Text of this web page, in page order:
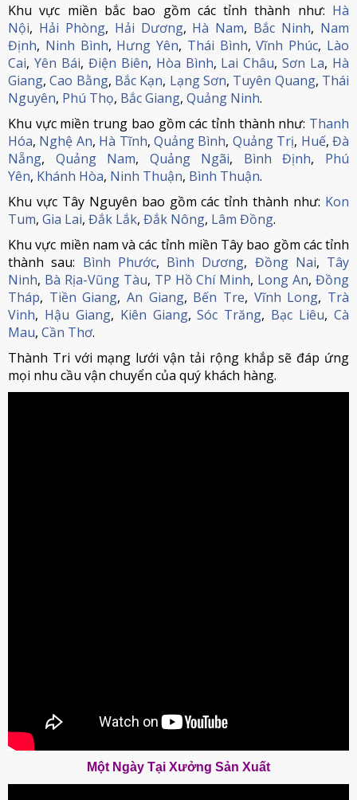
Khu vực miền bắc bao gồm các tỉnh thành như: Hà
Nội, Hải Phòng, Hải Dương, Hà Nam, Bắc Ninh, Nam
Định, Ninh Bình, Hưng Yên, Thái Bình,Vĩnh Phúc, Lào
Cai, Yên Bái, Điện Biên, Hòa Bình, Lai Châu,Sơn La, Hà
Giang,Cao Bằng, Bắc Kạn, Lạng Sơn, Tuyên Quang, Thái
Nguyên, Phú Thọ, Bắc Giang, Quảng Ninh.
Khu vực miền trung bao gồm các tỉnh thành như: Thanh
Hóa, Nghệ An, Hà Tĩnh,Quảng Bình, Quảng Trị, Huế,Đà
Nẵng, Quảng Nam, Quảng Ngãi, Bình Định, Phú
Yên, Khánh Hòa, Ninh Thuận, Bình Thuận.
Khu vực Tây Nguyên bao gồm các tỉnh thành như: Kon
Tum, Gia Lai, Đắk Lắk, Đắk Nông, Lâm Đồng.
Khu vực miền nam và các tỉnh miền Tây bao gồm các tỉnh
thành sau: Bình Phước, Bình Dương, Đồng Nai, Tây
Ninh, Bà Rịa-Vũng Tàu, TP Hồ Chí Minh, Long An,Đồng
Tháp, Tiền Giang,An Giang, Bến Tre, Vĩnh Long, Trà
Vinh, Hậu Giang, Kiên Giang,Sóc Trăng, Bạc Liêu,Cà
Mau, Cần Thơ.
Thành Tri với mạng lưới vận tải rộng khắp sẽ đáp ứng
mọi nhu cầu vận chuyển của quý khách hàng.
Một Ngày Tại Xưởng Sản Xuất